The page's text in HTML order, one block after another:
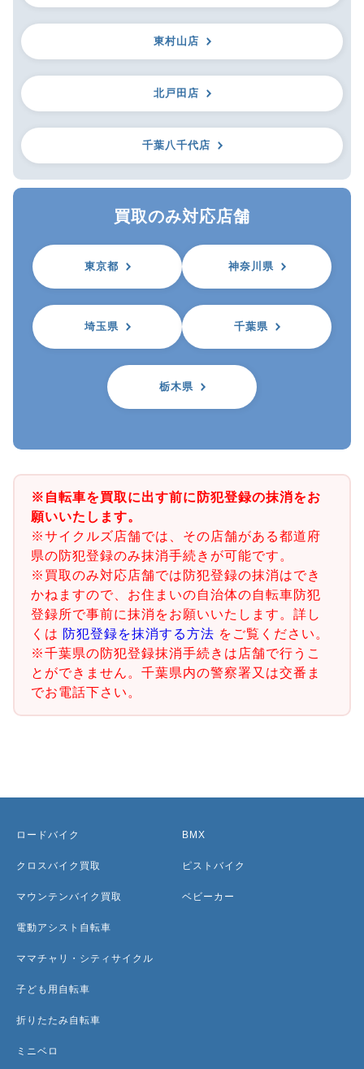
東村山店
北戸田店
千葉八千代店
買取のみ対応店舗
東京都 神奈川県
埼玉県 千葉県
栃木県
※自転車を買取に出す前に防犯登録の抹消をお
願いいたします。
※サイクルズ店舗では、その店舗がある都道府
県の防犯登録のみ抹消手続きが可能です。
※買取のみ対応店舗では防犯登録の抹消はでき
かねますので、お住まいの自治体の自転車防犯
登録所で事前に抹消をお願いいたします。詳し
くは 防犯登録を抹消する方法 をご覧ください。
※千葉県の防犯登録抹消手続きは店舗で行うこ
とができません。千葉県内の警察署又は交番ま
でお電話下さい。
ロードバイク
クロスバイク買取
マウンテンバイク買取
電動アシスト自転車
ママチャリ・シティサイクル
子ども用自転車
折りたたみ自転車
ミニベロ
BMX
ピストバイク
ベビーカー